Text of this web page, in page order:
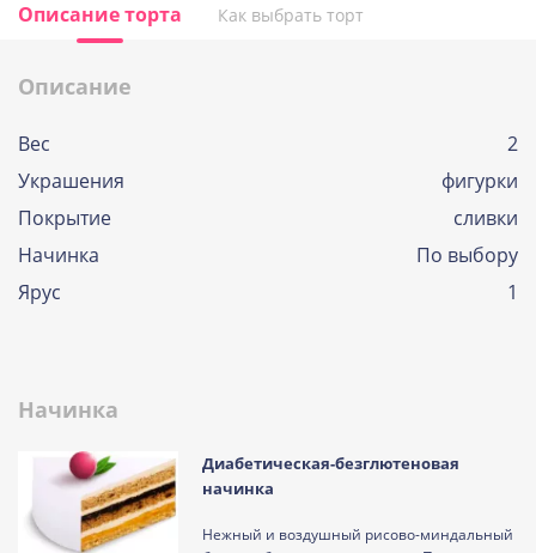
Описание торта Как выбрать торт
Описание
Вес
2
Украшения
фигурки
Покрытие
сливки
Начинка
По выбору
Ярус
1
Начинка
Диабетическая-безглютеновая
начинка
Нежный и воздушный рисово-миндальный